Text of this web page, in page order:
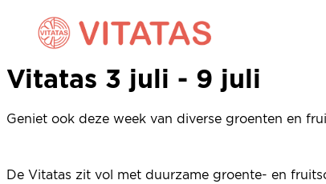
Vitatas 3 juli - 9 juli
Vitatas 3 juli - 9 juli
Geniet ook deze week van diverse groenten en
De Vitatas zit vol met duurzame groente- en